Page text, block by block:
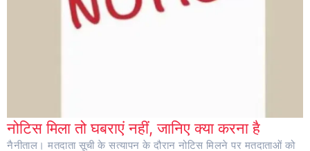
नोटिस मिला तो घबराएं नहीं, जानिए क्या करना है
नैनीताल। मतदाता सूची के सत्यापन के दौरान नोटिस मिलने पर मतदाताओं को